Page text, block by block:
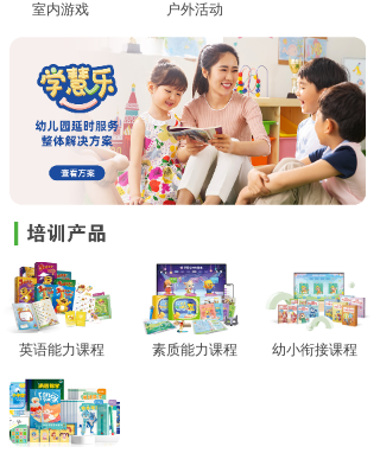
室内游戏 户外活动
幼小衔接课程
英语能力课程 素质能力课程